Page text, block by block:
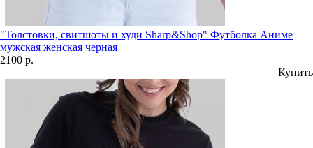
"Толстовки, свитшоты и худи Sharp&Shop" Футболка Аниме
мужская женская черная
2100 р.
Купить